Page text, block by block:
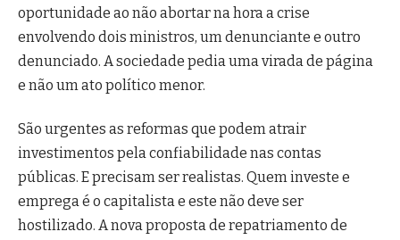
oportunidade ao não abortar na hora a crise
envolvendo dois ministros, um denunciante e outro
denunciado. A sociedade pedia uma virada de página
e não um ato político menor.
São urgentes as reformas que podem atrair
investimentos pela confiabilidade nas contas
públicas. E precisam ser realistas. Quem investe e
emprega é o capitalista e este não deve ser
hostilizado. A nova proposta de repatriamento de